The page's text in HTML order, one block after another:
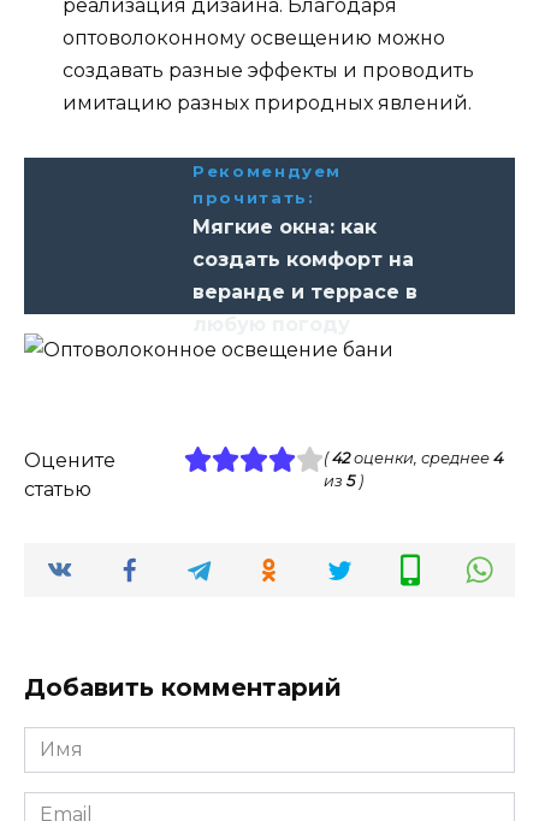
реализация дизайна. Благодаря
оптоволоконному освещению можно
создавать разные эффекты и проводить
имитацию разных природных явлений.
Рекомендуем
прочитать:
Мягкие окна: как
создать комфорт на
веранде и террасе в
Оцените
статью
(42оценки, среднее4
из5)
Добавить комментарий
Имя
*
Email